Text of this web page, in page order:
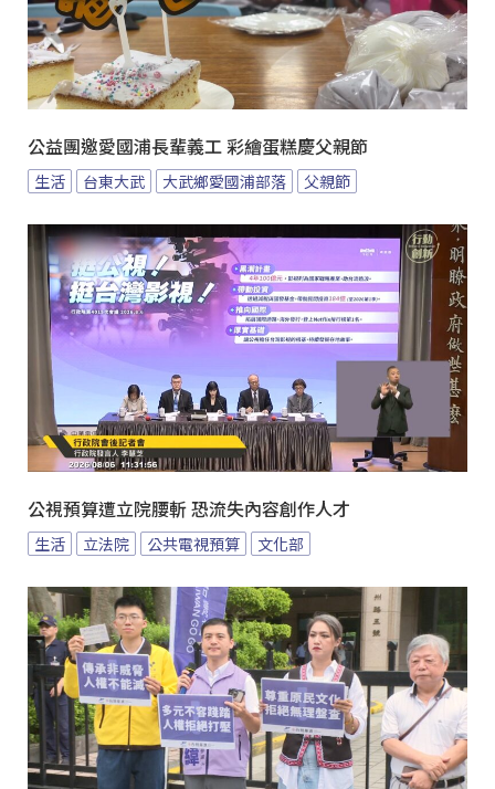
公益團邀愛國浦長輩義工 彩繪蛋糕慶父親節
生活 台東大武 大武鄉愛國浦部落 父親節
公視預算遭立院腰斬 恐流失內容創作人才
生活 立法院 公共電視預算 文化部